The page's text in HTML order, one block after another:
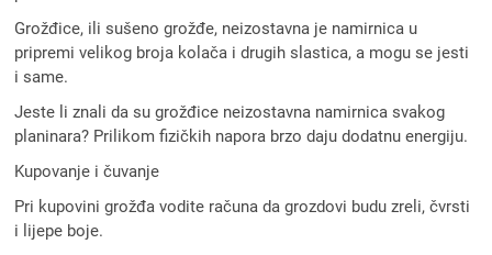
Grožđice, ili sušeno grožđe, neizostavna je namirnica u
pripremi velikog broja kolača i drugih slastica, a mogu se jesti
i same.
Jeste li znali da su grožđice neizostavna namirnica svakog
planinara? Prilikom fizičkih napora brzo daju dodatnu energiju.
Kupovanje i čuvanje
Pri kupovini grožđa vodite računa da grozdovi budu zreli, čvrsti
i lijepe boje.